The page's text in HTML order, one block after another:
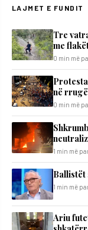
LAJMET E FUNDIT
Tre
me
0 min më
në
0 min më
1 min më
Ballistët
1 min më
Ariu